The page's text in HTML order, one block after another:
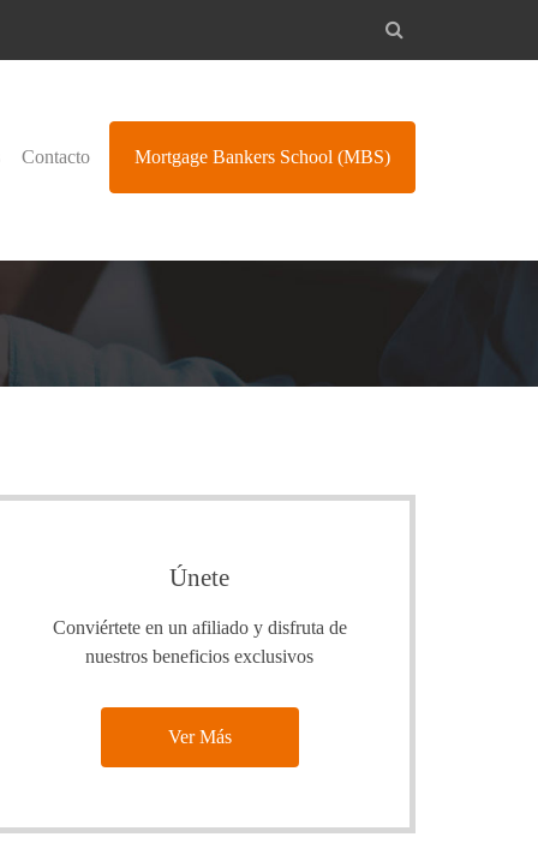
Contacto Mortgage Bankers School (MBS)
Únete
Conviértete en un afiliado y disfruta de
nuestros beneficios exclusivos
Ver Más